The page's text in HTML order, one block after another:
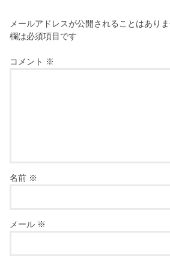
メールアドレスが公開されることはありま
欄は必須項目です
コメント ※
名前 ※
メール ※